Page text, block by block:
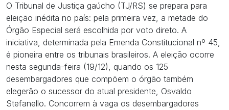
O Tribunal de Justiça gaúcho (TJ/RS) se prepara para
eleição inédita no país: pela primeira vez, a metade do
Órgão Especial será escolhida por voto direto. A
iniciativa, determinada pela Emenda Constitucional nº 45,
é pioneira entre os tribunais brasileiros. A eleição ocorre
nesta segunda-feira (19/12), quando os 125
desembargadores que compõem o órgão também
elegerão o sucessor do atual presidente, Osvaldo
Stefanello. Concorrem à vaga os desembargadores